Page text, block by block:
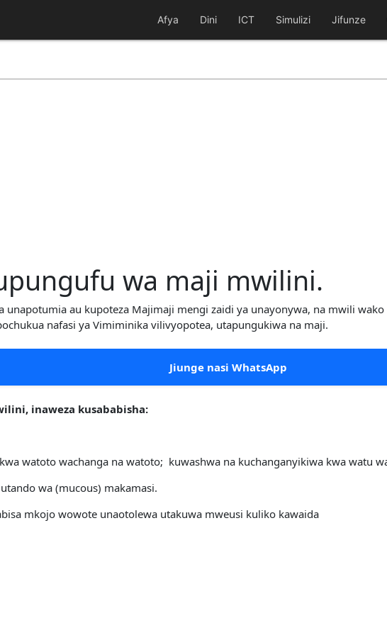
Afya Dini ICT Simulizi Jifunze
wa maji mwilini.
au kupoteza Majimaji mengi zaidi ya unayonywa, na mwili
nafasi ya Vimiminika vilivyopotea, utapungukiwa na maji.
Jiunge nasi WhatsApp
inaweza kusababisha:
watoto wachanga na watoto; kuwashwa na kuchanganyikiwa kwa watu
wa (mucous) makamasi.
mkojo wowote unaotolewa utakuwa mweusi kuliko kawaida